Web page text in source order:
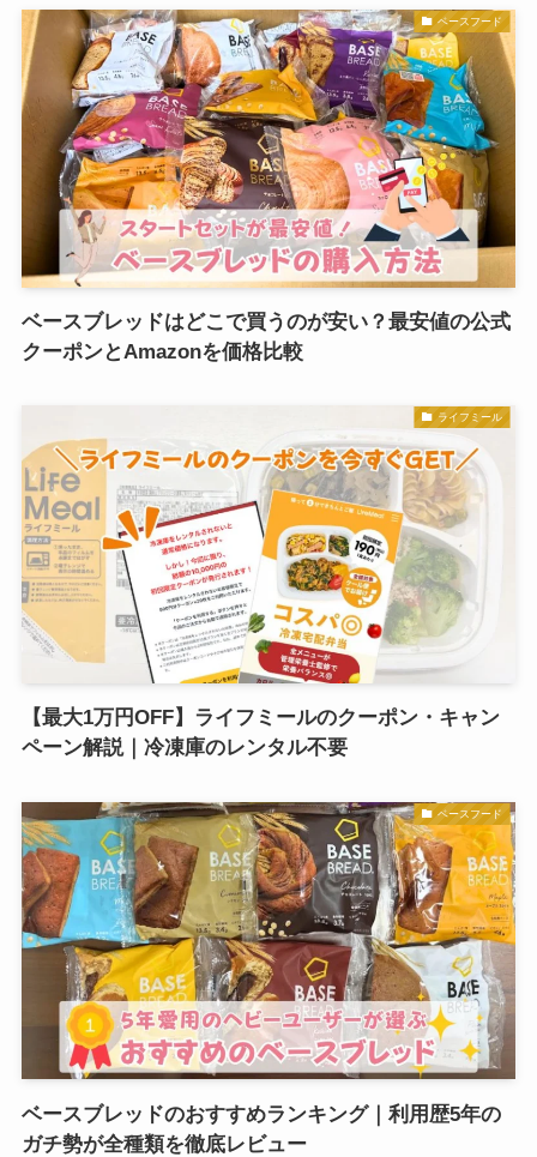
ベースフード
ベースブレッドはどこで買うのが安い？最安値の公式
クーポンとAmazonを価格比較
ライフミール
【最大1万円OFF】ライフミールのクーポン・キャン
ペーン解説｜冷凍庫のレンタル不要
ベースフード
ベースブレッドのおすすめランキング｜利用歴5年の
ガチ勢が全種類を徹底レビュー